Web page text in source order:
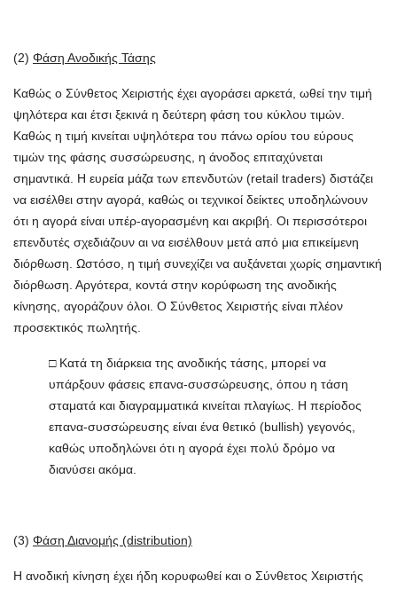
(2) Φάση Ανοδικής Τάσης
Καθώς ο Σύνθετος Χειριστής έχει αγοράσει αρκετά, ωθεί την τιμή
ψηλότερα και έτσι ξεκινά η δεύτερη φάση του κύκλου τιμών.
Καθώς η τιμή κινείται υψηλότερα του πάνω ορίου του εύρους
τιμών της φάσης συσσώρευσης, η άνοδος επιταχύνεται
σημαντικά. Η ευρεία μάζα των επενδυτών (retail traders) διστάζει
να εισέλθει στην αγορά, καθώς οι τεχνικοί δείκτες υποδηλώνουν
ότι η αγορά είναι υπέρ-αγορασμένη και ακριβή. Οι περισσότεροι
επενδυτές σχεδιάζουν αι να εισέλθουν μετά από μια επικείμενη
διόρθωση. Ωστόσο, η τιμή συνεχίζει να αυξάνεται χωρίς σημαντική
διόρθωση. Αργότερα, κοντά στην κορύφωση της ανοδικής
κίνησης, αγοράζουν όλοι. Ο Σύνθετος Χειριστής είναι πλέον
προσεκτικός πωλητής.
□ Κατά τη διάρκεια της ανοδικής τάσης, μπορεί να
υπάρξουν φάσεις επανα-συσσώρευσης, όπου η τάση
σταματά και διαγραμματικά κινείται πλαγίως. Η περίοδος
επανα-συσσώρευσης είναι ένα θετικό (bullish) γεγονός,
καθώς υποδηλώνει ότι η αγορά έχει πολύ δρόμο να
διανύσει ακόμα.
(3) Φάση Διανομής (distribution)
Η ανοδική κίνηση έχει ήδη κορυφωθεί και ο Σύνθετος Χειριστής